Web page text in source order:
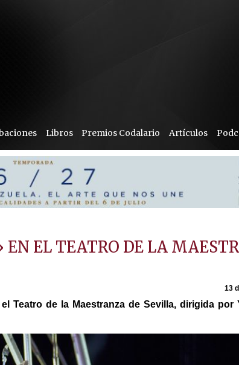
Libros Premios Codalario Artículos
EL TEATRO DE LA
13
Teatro de la Maestranza de Sevilla, dirigida por